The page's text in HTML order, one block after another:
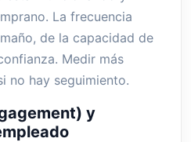
La frecuencia
de la capacidad de
Medir más
no hay seguimiento.
y